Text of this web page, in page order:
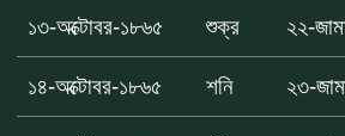
১৩-অক্টোবর-১৮৬৫ শুক্র ২২-
১৪-অক্টোবর-১৮৬৫ শনি ২৩-